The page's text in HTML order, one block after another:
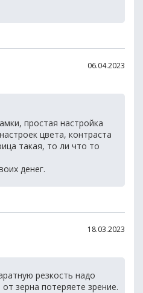
06.04.2023
простая настройка
цвета, контраста
такая, то ли что то
денег.
18.03.2023
резкость надо
зерна потеряете зрение.